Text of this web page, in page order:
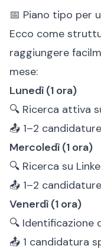
📅 Piano tipo per
Ecco come
raggiungere
mese:
Lunedì (1 ora)
🔍 Ricerca attiva
📤 1–2
Mercoledì (1 ora)
🔍 Ricerca su
📤 1–2 candidature
Venerdì (1 ora)
🔍 Identificazione
📤 1 candidatura